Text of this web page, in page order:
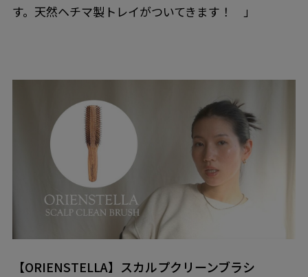
す。天然ヘチマ製トレイがついてきます！ 」
【ORIENSTELLA】スカルプクリーンブラシ